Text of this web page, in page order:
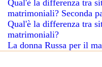
Qual'è la differenza tra
matrimoniali? Seconda
Qual'è la differenza tra
matrimoniali?
La donna Russa per il